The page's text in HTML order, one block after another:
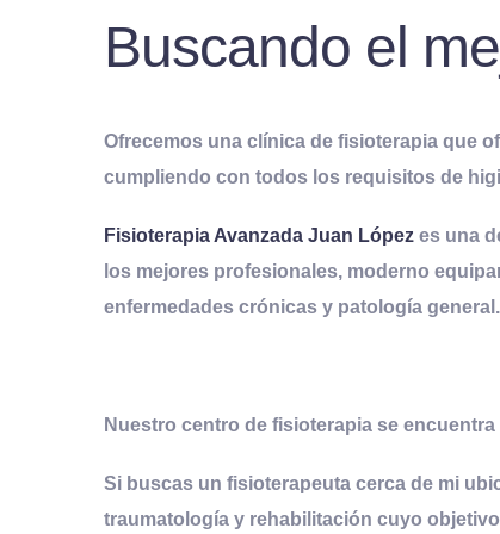
Buscando el
Ofrecemos una clínica de fisioterapia que
cumpliendo con todos los requisitos de
Fisioterapia Avanzada Juan López es una
los mejores profesionales, moderno
enfermedades crónicas y patología general.
Nuestro centro de fisioterapia se
Si buscas un fisioterapeuta cerca de mi
traumatología y rehabilitación cuyo